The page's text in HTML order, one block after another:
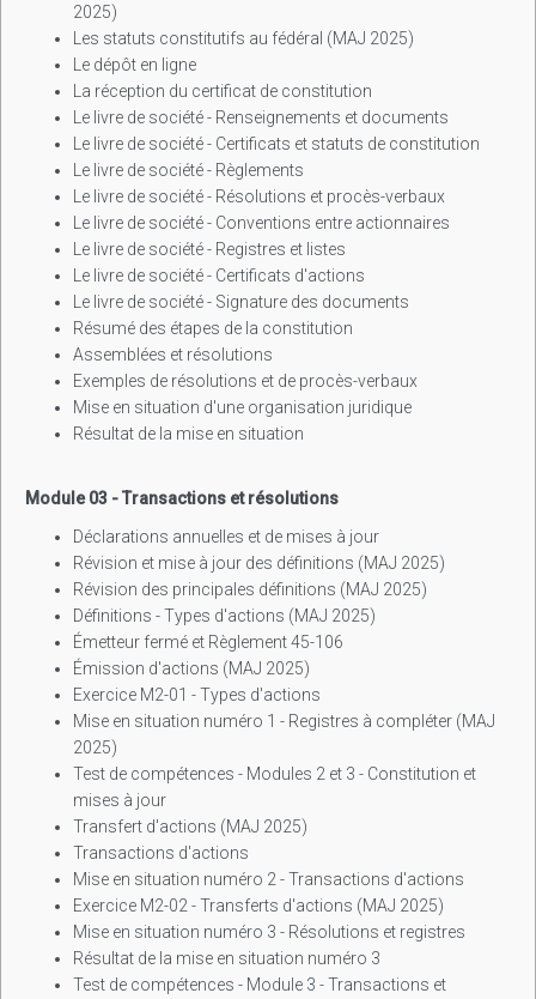
2025)
Les statuts constitutifs au fédéral (MAJ 2025)
Le dépôt en ligne
La réception du certificat de constitution
Le livre de société - Renseignements et documents
Le livre de société - Certificats et statuts de constitution
Le livre de société - Règlements
Le livre de société - Résolutions et procès-verbaux
Le livre de société - Conventions entre actionnaires
Le livre de société - Registres et listes
Le livre de société - Certificats d'actions
Le livre de société - Signature des documents
Résumé des étapes de la constitution
Assemblées et résolutions
Exemples de résolutions et de procès-verbaux
Mise en situation d'une organisation juridique
Résultat de la mise en situation
Module 03 - Transactions et résolutions
Déclarations annuelles et de mises à jour
Révision et mise à jour des définitions (MAJ 2025)
Révision des principales définitions (MAJ 2025)
Définitions - Types d'actions (MAJ 2025)
Émetteur fermé et Règlement 45-106
Émission d'actions (MAJ 2025)
Exercice M2-01 - Types d'actions
Mise en situation numéro 1 - Registres à compléter (MAJ
2025)
Test de compétences - Modules 2 et 3 - Constitution et
mises à jour
Transfert d'actions (MAJ 2025)
Transactions d'actions
Mise en situation numéro 2 - Transactions d'actions
Exercice M2-02 - Transferts d'actions (MAJ 2025)
Mise en situation numéro 3 - Résolutions et registres
Résultat de la mise en situation numéro 3
Test de compétences - Module 3 - Transactions et